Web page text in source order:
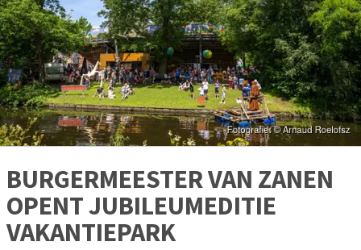
BURGERMEESTER VAN ZANEN
OPENT JUBILEUMEDITIE
VAKANTIEPARK